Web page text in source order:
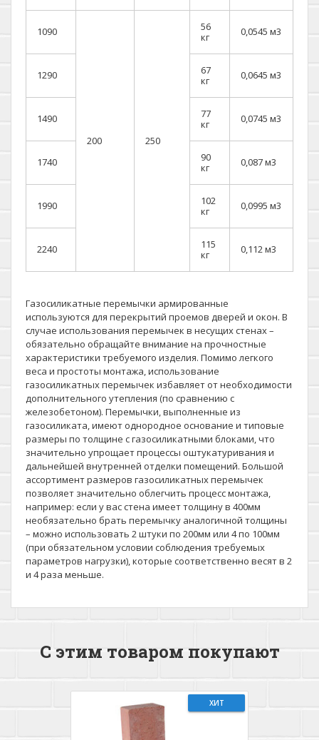
1090
200 250
56
кг
0,0545 м3
1290
67
кг
0,0645 м3
1490
77
кг
0,0745 м3
1740
90
кг
0,087 м3
1990
102
кг
0,0995 м3
2240
115
кг
0,112 м3
Газосиликатные перемычки армированные
используются для перекрытий проемов дверей и окон. В
случае использования перемычек в несущих стенах –
обязательно обращайте внимание на прочностные
характеристики требуемого изделия. Помимо легкого
веса и простоты монтажа, использование
газосиликатных перемычек избавляет от необходимости
дополнительного утепления (по сравнению с
железобетоном). Перемычки, выполненные из
газосиликата, имеют однородное основание и типовые
размеры по толщине с газосиликатными блоками, что
значительно упрощает процессы оштукатуривания и
дальнейшей внутренней отделки помещений. Большой
ассортимент размеров газосиликатных перемычек
позволяет значительно облегчить процесс монтажа,
например: если у вас стена имеет толщину в 400мм
необязательно брать перемычку аналогичной толщины
– можно использовать 2 штуки по 200мм или 4 по 100мм
(при обязательном условии соблюдения требуемых
параметров нагрузки), которые соответственно весят в 2
и 4 раза меньше.
С этим товаром покупают
ХИТ